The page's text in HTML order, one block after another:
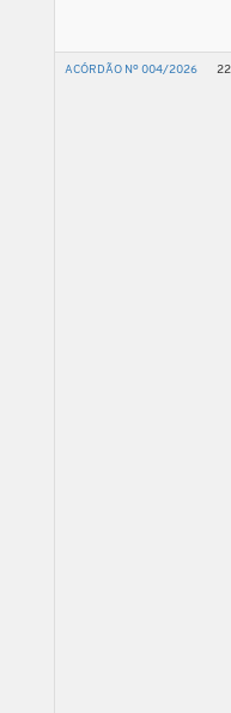
ACÓRDÃO Nº 004/2026